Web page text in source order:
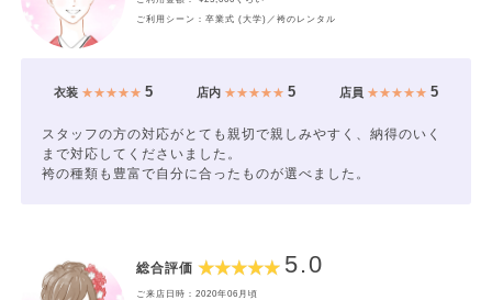
ご利用シーン：卒業式 (大学)／袴のレンタル
衣装★★★★★ 5 店内★★★★★ 5 店員 ★★★★★5
スタッフの方の対応がとても親切で親しみやすく、納得のいく
まで対応してくださいました。
袴の種類も豊富で自分に合ったものが選べました。
総合評価 5.0
ご来店日時：2020年06月頃